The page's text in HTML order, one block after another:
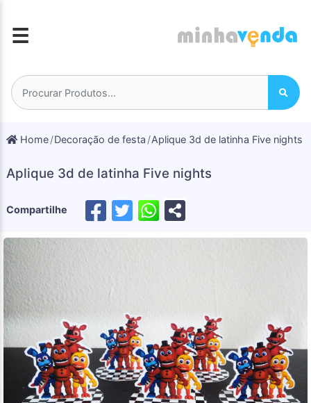
☰
Home Decoração de festa Aplique 3d de latinha Five nights
Aplique 3d de latinha Five nights
Compartilhe